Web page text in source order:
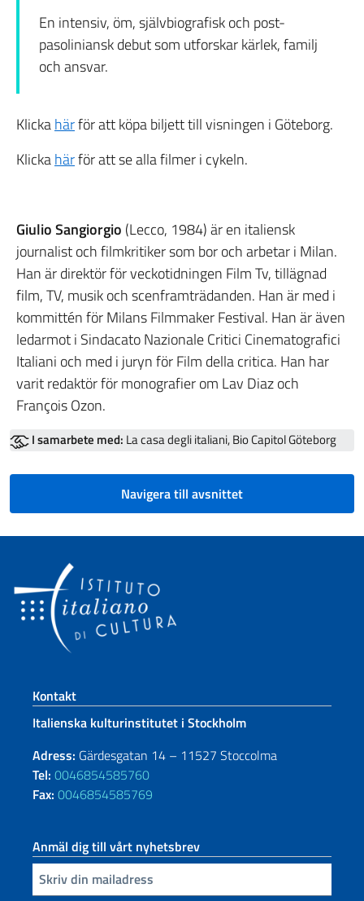
En intensiv, öm, självbiografisk och post-
pasoliniansk debut som utforskar kärlek, familj
och ansvar.
Klickahärför att köpa biljett till visningen i Göteborg.
Klickahärför att se alla filmer i cykeln.
Giulio Sangiorgio (Lecco, 1984) är en italiensk
journalist och filmkritiker som bor och arbetar i Milan.
Han är direktör för veckotidningen Film Tv, tillägnad
film, TV, musik och scenframträdanden. Han är med i
kommittén för Milans Filmmaker Festival. Han är även
ledarmot i Sindacato Nazionale Critici Cinematografici
Italiani och med i juryn för Film della critica. Han har
varit redaktör för monografier om Lav Diaz och
François Ozon.
I samarbete med: La casa degli italiani, Bio Capitol Göteborg
Navigera till avsnittet
Footer section
Kontakt
Italienska kulturinstitutet i Stockholm
Adress: Gärdesgatan 14 – 11527 Stoccolma
Tel: 0046854585760
Fax: 0046854585769
Anmäl dig till vårt nyhetsbrev
Infoga din e-post